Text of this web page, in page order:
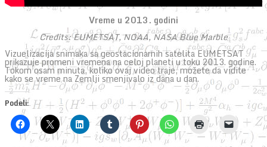
Vreme u 2013. godini
Credits: EUMETSAT, NOAA, NASA Blue Marble
Vizuelizacija snimaka sa geostacionarnih satelita EUMETSAT
prikazuje promeni vremena na celoj planeti u toku 2013. godine.
Tokom osam minuta, koliko ovaj video traje, možete da vidite
kako se vreme na Zemlji smenjivalo iz dana u dan.
Podeli: